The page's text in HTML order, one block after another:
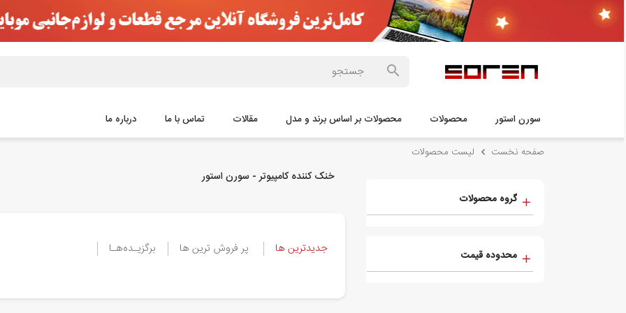
سورن استور محصولات محصولات بر اساس برند و مدل مقالات تماس با ما درباره ما
صفحه نخست لیست محصولات
گروه محصولات
محدوده قیمت
خنک‌ کننده کامپیوتر - سورن استور
جدیدترین ها پر فروش ترین ها برگزیـده‌هـا